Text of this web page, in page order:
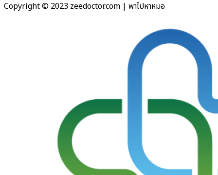
Copyright © 2023 zeedoctor.com | พาไปหาหมอ